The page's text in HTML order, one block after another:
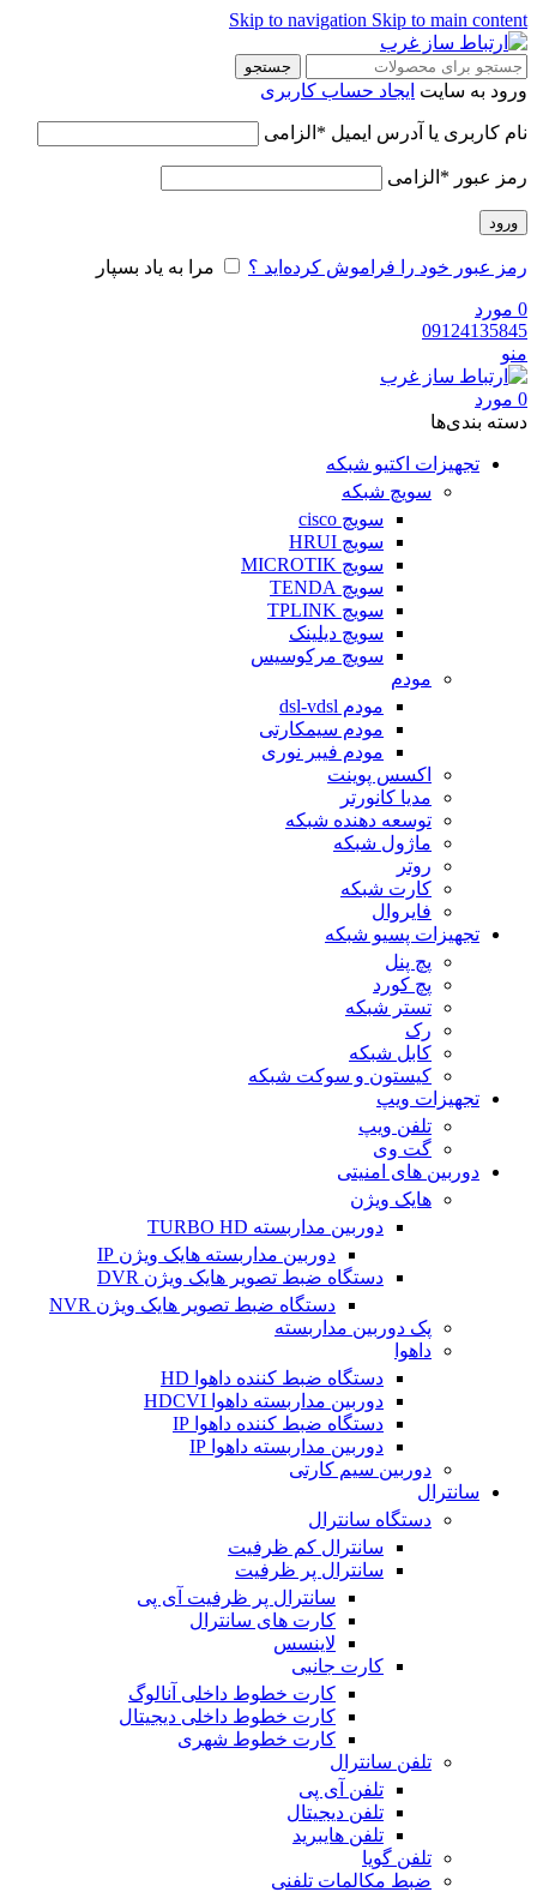
Skip to navigation Skip to main content
جستجو
ورود به سایت ایجاد حساب کاربری
نام کاربری یا آدرس ایمیل * الزامی
رمز عبور * الزامی
ورود
رمز عبور خود را فراموش کرده‌اید ؟ مرا به یاد بسپار
0 مورد
09124135845
منو
0 مورد
دسته‌ بندی‌ها
تجهیزات اکتیو شبکه
سویچ شبکه
سویچ cisco
سویچ HRUI
سویچ MICROTIK
سویچ TENDA
سویچ TPLINK
سویچ دیلینک
سویچ مرکوسیس
مودم
مودم dsl-vdsl
مودم سیمکارتی
مودم فیبر نوری
اکسس پوینت
مدیا کانورتر
توسعه دهنده شبکه
ماژول شبکه
روتر
کارت شبکه
فایروال
تجهیزات پسیو شبکه
پچ پنل
پچ کورد
تستر شبکه
رک
کابل شبکه
کیستون و سوکت شبکه
تجهیزات ویپ
تلفن ویپ
گت وی
دوربین های امنیتی
هایک ویژن
دوربین مداربسته TURBO HD
دوربین مداربسته هایک ویژن IP
دستگاه ضبط تصویر هایک ویژن DVR
دستگاه ضبط تصویر هایک ویژن NVR
پک دوربین مداربسته
داهوا
دستگاه ضبط کننده داهوا HD
دوربین مداربسته داهوا HDCVI
دستگاه ضبط کننده داهوا IP
دوربین مداربسته داهوا IP
دوربین سیم کارتی
سانترال
دستگاه سانترال
سانترال کم ظرفیت
سانترال پر ظرفیت
سانترال پر ظرفیت آی پی
کارت های سانترال
لاینسس
کارت جانبی
کارت خطوط داخلی آنالوگ
کارت خطوط داخلی دیجیتال
کارت خطوط شهری
تلفن سانترال
تلفن آی پی
تلفن دیجیتال
تلفن هایبرید
تلفن گویا
ضبط مکالمات تلفنی